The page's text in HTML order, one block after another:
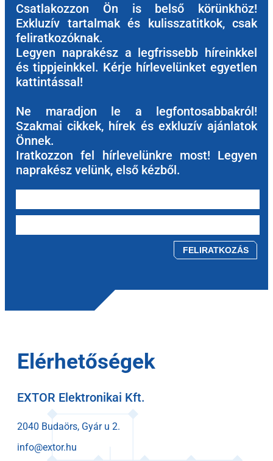
Csatlakozzon Ön is belső körünkhöz!
Exkluzív tartalmak és kulisszatitkok, csak
feliratkozóknak.
Legyen naprakész a legfrissebb híreinkkel
és tippjeinkkel. Kérje hírlevelünket egyetlen
kattintással!
Ne maradjon le a legfontosabbakról!
Szakmai cikkek, hírek és exkluzív ajánlatok
Önnek.
Iratkozzon fel hírlevelünkre most! Legyen
naprakész velünk, első kézből.
Elérhetőségek
EXTOR Elektronikai Kft.
2040 Budaörs, Gyár u 2.
info@extor.hu